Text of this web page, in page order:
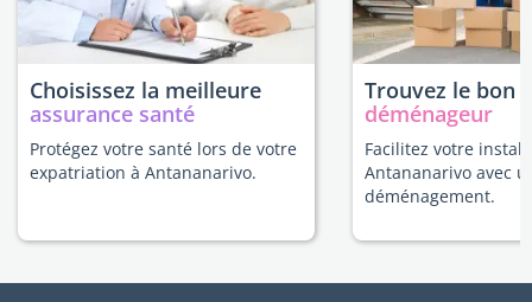
Choisissez la meilleure
assurance santé
Protégez votre santé lors de votre
expatriation à Antananarivo.
Trouvez le bon
déménageur
Facilitez votre
Antananarivo avec
déménagement.